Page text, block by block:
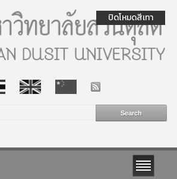
ปิดโหมดสีเทา